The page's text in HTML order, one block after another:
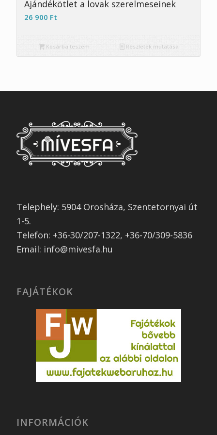
Ajándékötlet a lovak szerelmeseinek
26 900 Ft
Kosárba teszem Részletek mutatása
Telephely: 5904 Orosháza, Szentetornyai út
1-5.
Telefon: +36-30/207-1322, +36-70/309-5836
Email: info@mivesfa.hu
FAJÁTÉKOK
INFORMÁCIÓK